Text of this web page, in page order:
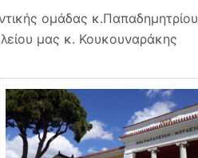
ομάδας κ.Παπαδημητρίου
μας κ. Κουκουναράκης